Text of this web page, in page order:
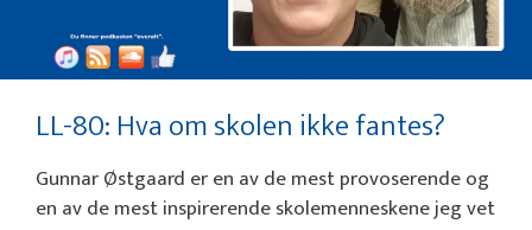
LL-80: Hva om skolen ikke fantes?
Gunnar Østgaard er en av de mest provoserende og
en av de mest inspirerende skolemenneskene jeg vet